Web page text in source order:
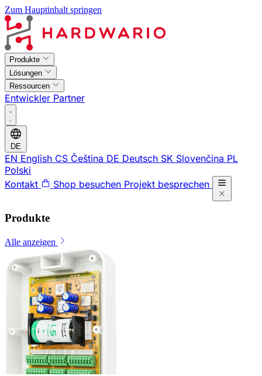
Zum Hauptinhalt springen
Produkte
Lösungen
Ressourcen
Entwickler Partner
DE
EN English CS Čeština DE Deutsch SK Slovenčina PL
Polski
Kontakt
Shop besuchen Projekt besprechen
Produkte
Alle anzeigen